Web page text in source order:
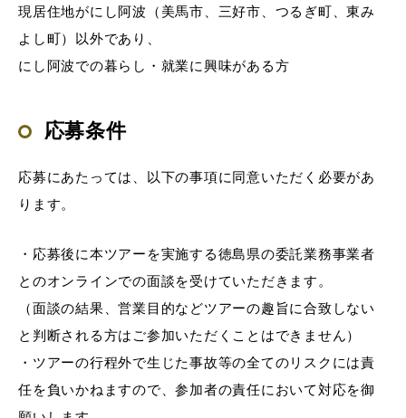
現居住地がにし阿波（美馬市、三好市、つるぎ町、東み
よし町）以外であり、
にし阿波での暮らし・就業に興味がある方
応募条件
応募にあたっては、以下の事項に同意いただく必要があ
ります。
・応募後に本ツアーを実施する徳島県の委託業務事業者
とのオンラインでの面談を受けていただきます。
（面談の結果、営業目的などツアーの趣旨に合致しない
と判断される方はご参加いただくことはできません）
・ツアーの行程外で生じた事故等の全てのリスクには責
任を負いかねますので、参加者の責任において対応を御